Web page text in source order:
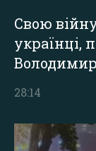
Свою
українці,
28:14